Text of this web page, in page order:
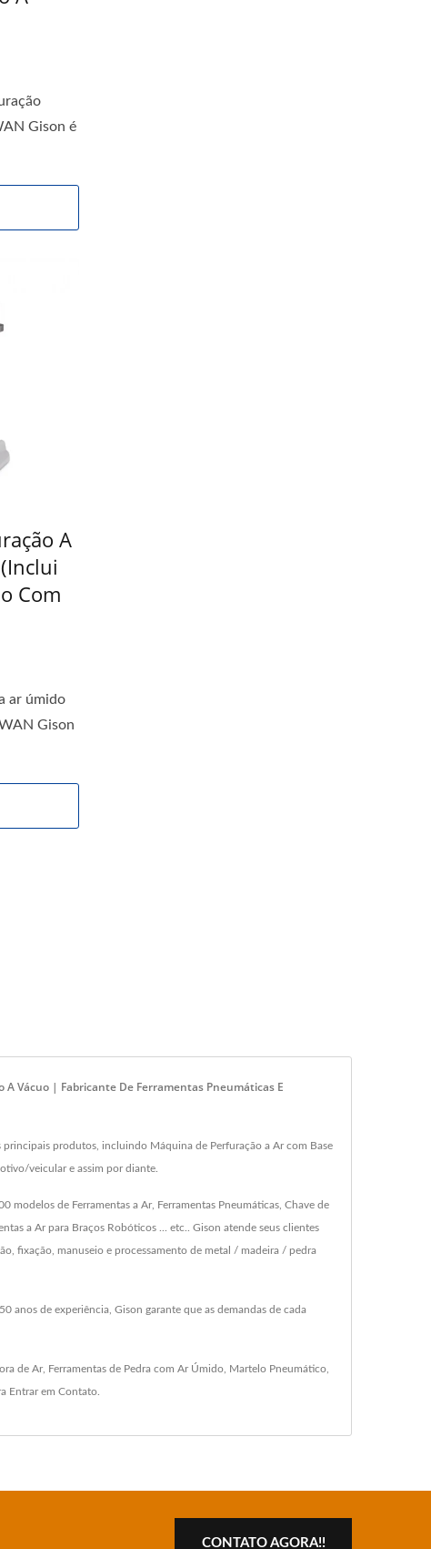
Gison é
A
Com
ar úmido
Gison
A Vácuo | Fabricante De Ferramentas Pneumáticas E
principais produtos, incluindo Máquina de Perfuração a Ar com Base
veicular e assim por diante.
modelos de Ferramentas a Ar, Ferramentas Pneumáticas, Chave de
a Ar para Braços Robóticos ... etc.. Gison atende seus clientes
fixação, manuseio e processamento de metal / madeira / pedra
anos de experiência, Gison garante que as demandas de cada
de Ar, Ferramentas de Pedra com Ar Úmido Martelo Pneumático
Entrar em Contato
CONTATO AGORA!!